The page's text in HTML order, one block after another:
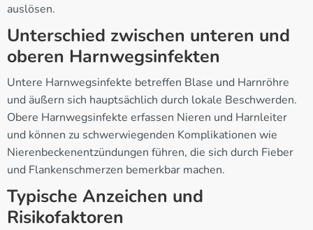
auslösen.
Unterschied zwischen unteren und
oberen Harnwegsinfekten
Untere Harnwegsinfekte betreffen Blase und Harnröhre
und äußern sich hauptsächlich durch lokale Beschwerden.
Obere Harnwegsinfekte erfassen Nieren und Harnleiter
und können zu schwerwiegenden Komplikationen wie
Nierenbeckenentzündungen führen, die sich durch Fieber
und Flankenschmerzen bemerkbar machen.
Typische Anzeichen und
Risikofaktoren